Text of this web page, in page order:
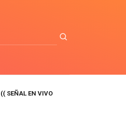
(( SEÑAL EN VIVO